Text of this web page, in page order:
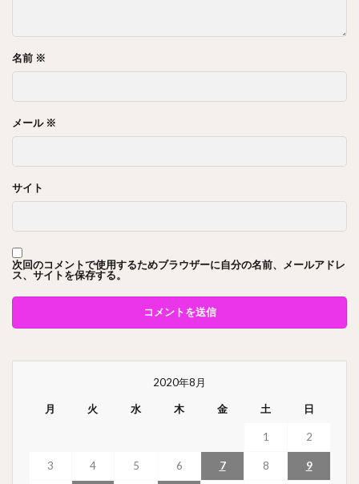
名前 ※
メール ※
サイト
次回のコメントで使用するためブラウザーに自分の名前、メールアドレ
ス、サイトを保存する。
2020年8月
月 火 水 木 金 土 日
1 2
3 4 5 6 7 8 9